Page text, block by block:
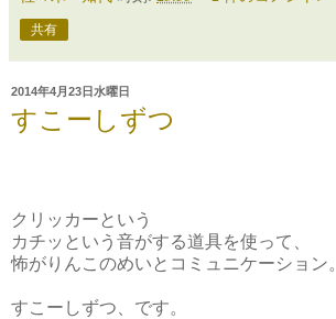
共有
2014年4月23日水曜日
すこーしずつ
クリッカーという
カチッという音がする道具を使って、
怖がりんこのめいとコミュニケーション。
すこーしずつ、です。